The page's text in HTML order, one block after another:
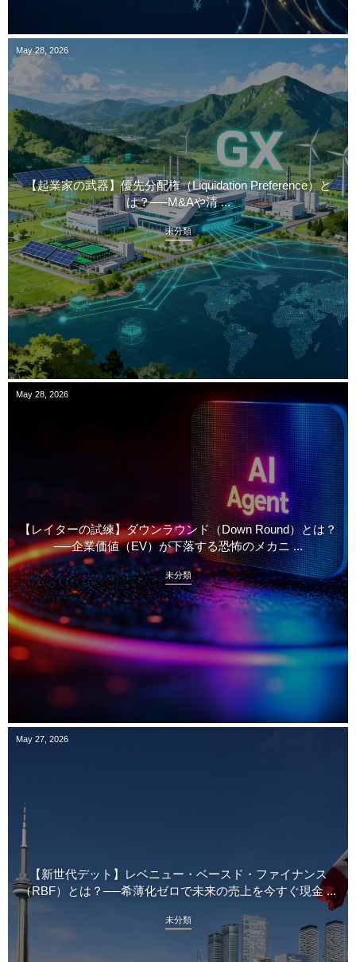
May 28 2026
【起業家の武器】優先分配権（Liquidation Preference）と
は？──M&Aや清 ...
未分類
May 28 2026
【レイターの試練】ダウンラウンド（Down Round）とは？
──企業価値（EV）が下落する恐怖のメカニ ...
未分類
May 27 2026
【新世代デット】レベニュー・ベースド・ファイナンス
（RBF）とは？──希薄化ゼロで未来の売上を今すぐ現金 ...
未分類